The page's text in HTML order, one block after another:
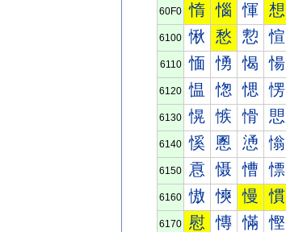
60F0 惰 惱 惲 想
6100 愀 愁 愂 愃
6110 愐 愑 愒 愓
6120 愠 愡 愢 愣
6130 愰 愱 愲 愳
6140 慀 慁 慂 慃
6150 慐 慑 慒 慓
6160 慠 慡 慢 慣
6170 慰 慱 慲 慳